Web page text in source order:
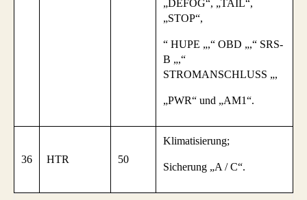
„DEFOG“, „TAIL“,
„STOP“,
“ HUPE „,“ OBD „,“ SRS-
B „,“
STROMANSCHLUSS „,
„PWR“ und „AM1“.
36 HTR 50
Klimatisierung;
Sicherung „A / C“.